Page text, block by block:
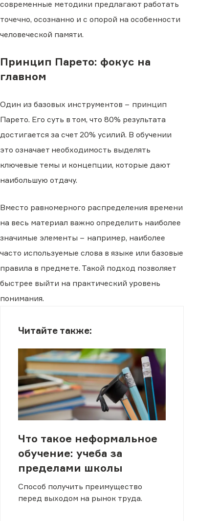
современные методики предлагают работать
точечно, осознанно и с опорой на особенности
человеческой памяти.
Принцип Парето: фокус на
главном
Один из базовых инструментов − принцип
Парето. Его суть в том, что 80% результата
достигается за счет 20% усилий. В обучении
это означает необходимость выделять
ключевые темы и концепции, которые дают
наибольшую отдачу.
Вместо равномерного распределения времени
на весь материал важно определить наиболее
значимые элементы − например, наиболее
часто используемые слова в языке или базовые
правила в предмете. Такой подход позволяет
быстрее выйти на практический уровень
понимания.
Читайте также:
Что такое неформальное
обучение: учеба за
пределами школы
Способ получить преимущество
перед выходом на рынок труда.